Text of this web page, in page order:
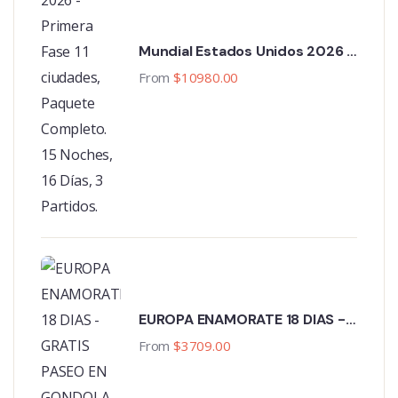
Mundial Estados Unidos 2026 -
Primera Fase 11 ciudades,
Paquete Completo. 15 Noches,
From $10980.00
EUROPA ENAMORATE 18 DIAS -
GRATIS PASEO EN GONDOLA
From $3709.00